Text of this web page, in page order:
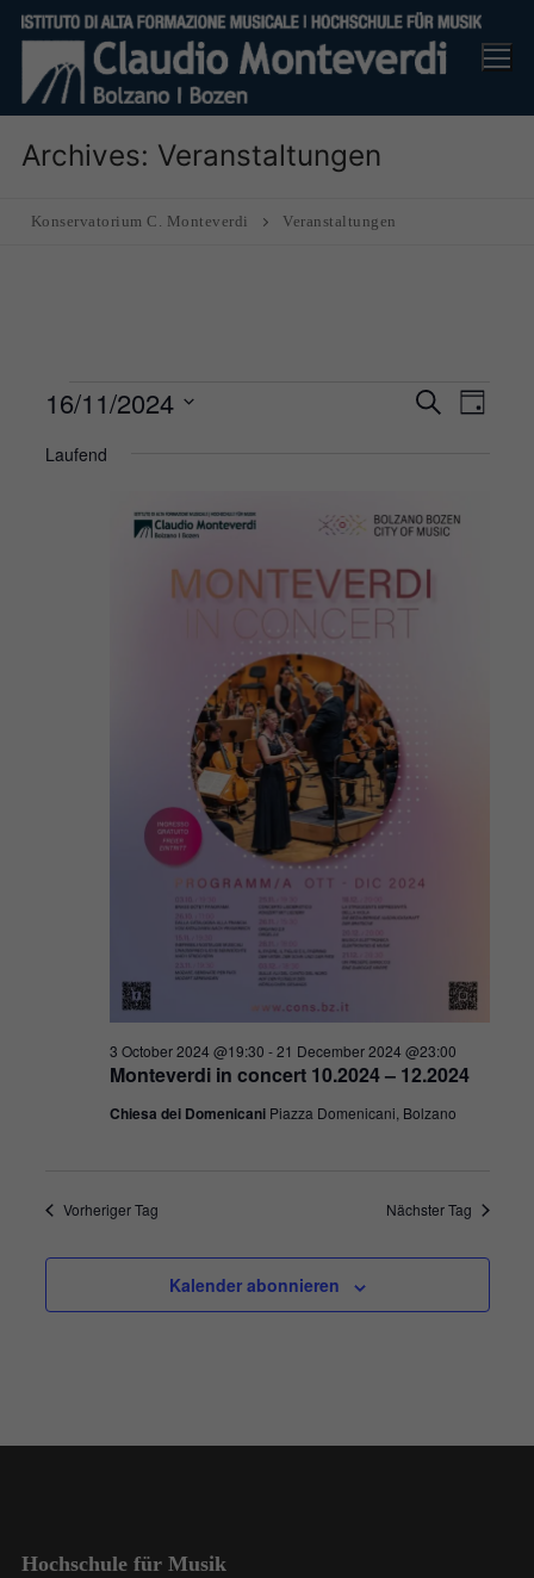
Skip
content
Archives: Veranstaltungen
Konservatorium C. Monteverdi Veranstaltungen
Veranstaltungen
für
November
Suche
Tag
16/11/2024
Laufend
Monteverdi in concert 10.2024 – 12.2024
3 October 2024 @19:30 -21 December 2024 @23:00
Chiesa dei Domenicani Piazza Domenicani, Bolzano
Vorheriger Tag Nächster Tag
Kalender abonnieren
Hochschule für Musik